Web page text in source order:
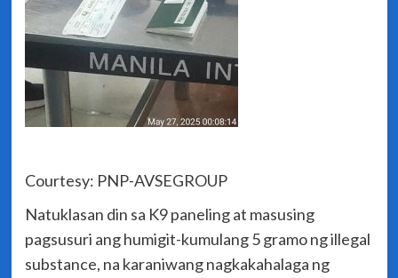
Courtesy: PNP-AVSEGROUP
Natuklasan din sa K9 paneling at masusing
pagsusuri ang humigit-kumulang 5 gramo ng illegal
substance, na karaniwang nagkakahalaga ng